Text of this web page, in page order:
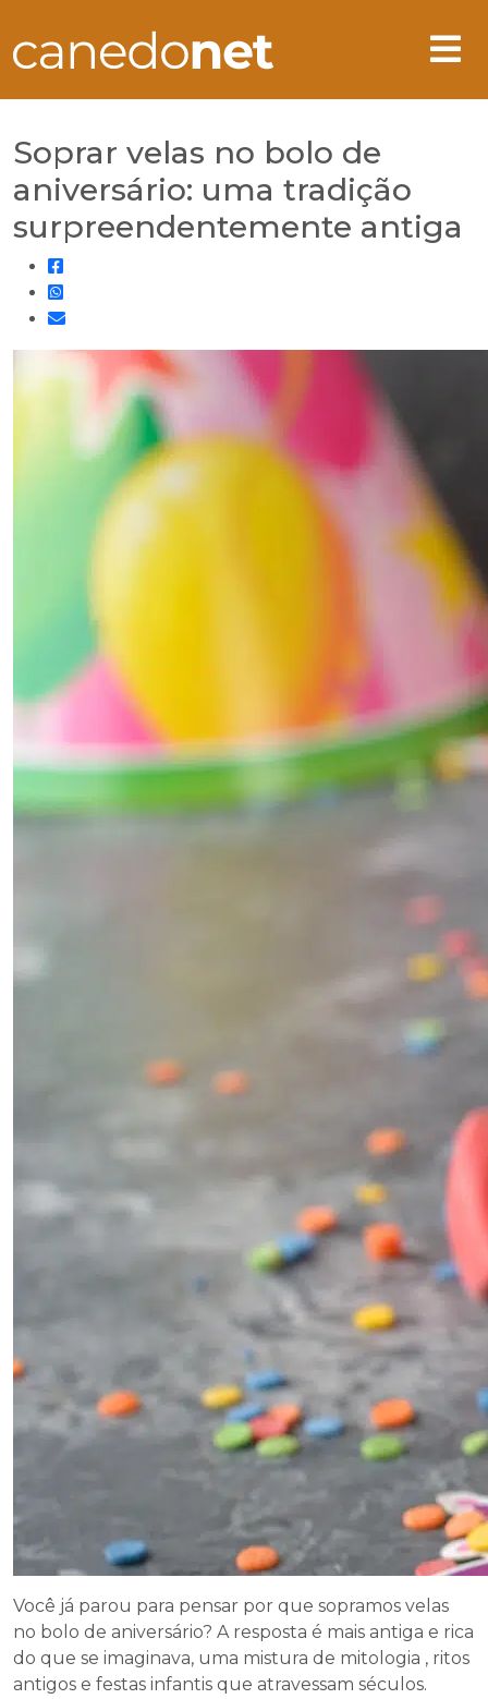
Soprar velas no bolo de
aniversário: uma tradição
surpreendentemente antiga
Você já parou para pensar por que sopramos velas
no bolo de aniversário? A resposta é mais antiga e rica
do que se imaginava, uma mistura de mitologia , ritos
antigos e festas infantis que atravessam séculos.